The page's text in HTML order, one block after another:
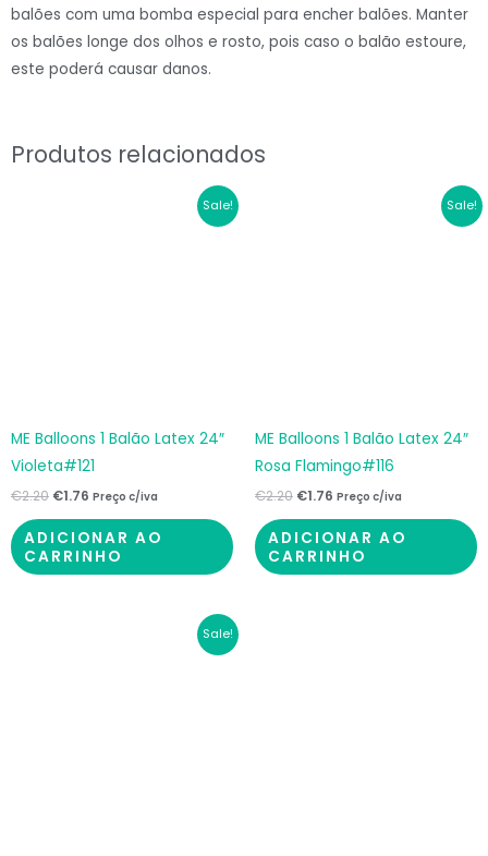
balões com uma bomba especial para encher balões. Manter
os balões longe dos olhos e rosto, pois caso o balão estoure,
este poderá causar danos.
Produtos relacionados
Sale!
ME Balloons 1 Balão Latex 24″
Violeta#121
€2.20 €1.76 Preço c/iva
ADICIONAR AO
CARRINHO
Sale!
ME Balloons 1 Balão Latex 24″
Rosa Flamingo#116
€2.20 €1.76 Preço c/iva
ADICIONAR AO
CARRINHO
Sale!